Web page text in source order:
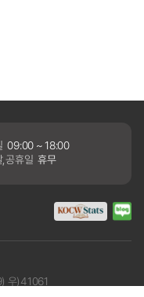
09:00 ~ 18:00
,공휴일 휴무
우)41061